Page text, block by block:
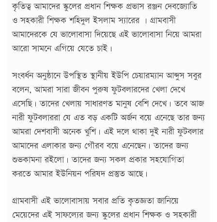
কৃতিত্ব আমাদের স্কুলের প্রধান শিক্ষক প্রভাস রঞ্জন দেবজ্যোতি
ও সহকারী শিক্ষক শহিদুল ইসলাম স্যারের । গ্রামবাসী
আমাদেরকে যে ভালোবাসা দিয়েছে এই ভালোবাসা নিয়ে আমরা
আরো সামনে এগিয়ে যেতে চাই।
সংবর্ধন অনুষ্ঠানে উপস্থিত স্থানীয় ইউপি চেয়ারম্যান আব্দুস সবুর
বলেন, আমরা সারা জীবন পুরুষ ফুটবলারদের খেলা দেখে
এসেছি। তাদের খেলায় সাধারণত মানুষ বেশি দেখে। তবে আজ
নারী ফুটবলাররা যে এত বড় একটি অর্জন বয়ে এনেছে তার জন্য
আমরা দেশবাসী অনেক খুশি। এই দলে থাকা দুই নারী ফুটবলার
আমাদের এলাকার জন্য গৌরব বয়ে এনেছেন। তাদের জন্য
শুভকামনা রইলো। তাদের জন্য সকল প্রকার সহযোগিতা
করতে আমার ইউনিয়ন পরিষদ প্রস্তুত আছে।
গ্রামবাসী এই ভালোবাসায় সবার প্রতি কৃতজ্ঞতা জানিয়ে
মেয়েদের এই সাফল্যের জন্য স্কুলের প্রধান শিক্ষক ও সহকারী